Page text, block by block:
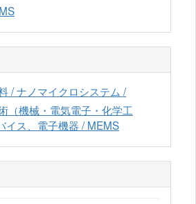
/ ナノマイクロシステム /
（機械・電気電子・化学工
イス、電子機器 / MEMS